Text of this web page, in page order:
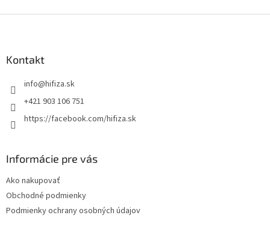
Kontakt
info@hifiza.sk
+421 903 106 751
https://facebook.com/hifiza.sk
Informácie pre vás
Ako nakupovať
Obchodné podmienky
Podmienky ochrany osobných údajov